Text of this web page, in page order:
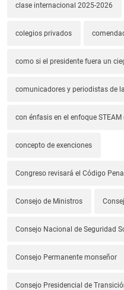
clase internacional 2025-2026
colegios privados
como si el presidente fuera un
comunicadores y periodistas de
con énfasis en el enfoque STEAM
concepto de exenciones
Congreso revisará el Código
Consejo de Ministros
Consejo Nacional de Seguridad
Consejo Permanente monseñor
Consejo Presidencial de